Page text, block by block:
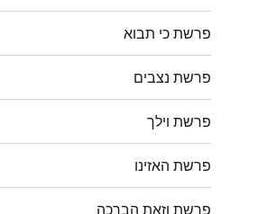
פרשת כי תבוא
פרשת נצבים
פרשת וילך
פרשת האזינו
פרשת וזאת הברכה